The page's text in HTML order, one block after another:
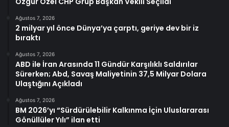
Ağustos 7, 2026
2 milyar yıl önce Dünya’ya çarptı, geriye dev bir iz
bıraktı
Ağustos 7, 2026
ABD ile İran Arasında 11 Gündür Karşılıklı Saldırılar
Sürerken; Abd, Savaş Maliyetinin 37,5 Milyar Dolara
Ulaştığını Açıkladı
Ağustos 7, 2026
BM 2026’yı “Sürdürülebilir Kalkınma İçin Uluslararası
Gönüllüler Yılı” ilan etti